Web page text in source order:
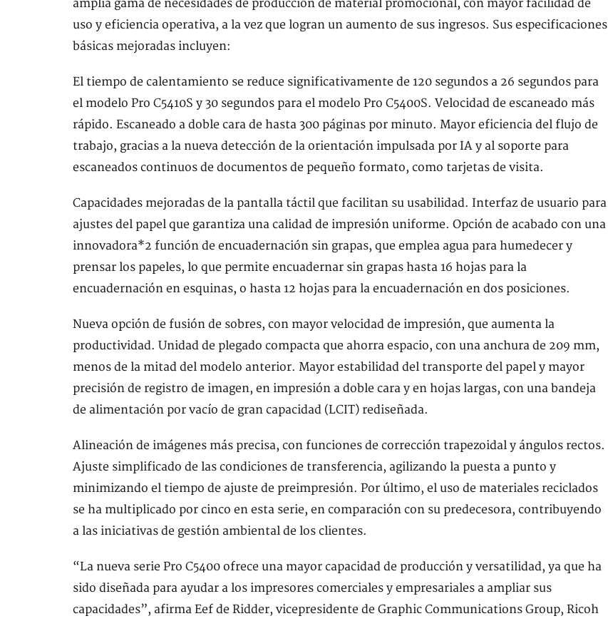
amplia gama de necesidades de producción de material promocional, con mayor facilidad de
uso y eficiencia operativa, a la vez que logran un aumento de sus ingresos. Sus especificaciones
básicas mejoradas incluyen:
El tiempo de calentamiento se reduce significativamente de 120 segundos a 26 segundos para
el modelo Pro C5410S y 30 segundos para el modelo Pro C5400S. Velocidad de escaneado más
rápido. Escaneado a doble cara de hasta 300 páginas por minuto. Mayor eficiencia del flujo de
trabajo, gracias a la nueva detección de la orientación impulsada por IA y al soporte para
escaneados continuos de documentos de pequeño formato, como tarjetas de visita.
Capacidades mejoradas de la pantalla táctil que facilitan su usabilidad. Interfaz de usuario para
ajustes del papel que garantiza una calidad de impresión uniforme. Opción de acabado con una
innovadora*2 función de encuadernación sin grapas, que emplea agua para humedecer y
prensar los papeles, lo que permite encuadernar sin grapas hasta 16 hojas para la
encuadernación en esquinas, o hasta 12 hojas para la encuadernación en dos posiciones.
Nueva opción de fusión de sobres, con mayor velocidad de impresión, que aumenta la
productividad. Unidad de plegado compacta que ahorra espacio, con una anchura de 209 mm,
menos de la mitad del modelo anterior. Mayor estabilidad del transporte del papel y mayor
precisión de registro de imagen, en impresión a doble cara y en hojas largas, con una bandeja
de alimentación por vacío de gran capacidad (LCIT) rediseñada.
Alineación de imágenes más precisa, con funciones de corrección trapezoidal y ángulos rectos.
Ajuste simplificado de las condiciones de transferencia, agilizando la puesta a punto y
minimizando el tiempo de ajuste de preimpresión. Por último, el uso de materiales reciclados
se ha multiplicado por cinco en esta serie, en comparación con su predecesora, contribuyendo
a las iniciativas de gestión ambiental de los clientes.
“La nueva serie Pro C5400 ofrece una mayor capacidad de producción y versatilidad, ya que ha
sido diseñada para ayudar a los impresores comerciales y empresariales a ampliar sus
capacidades”, afirma Eef de Ridder, vicepresidente de Graphic Communications Group, Ricoh